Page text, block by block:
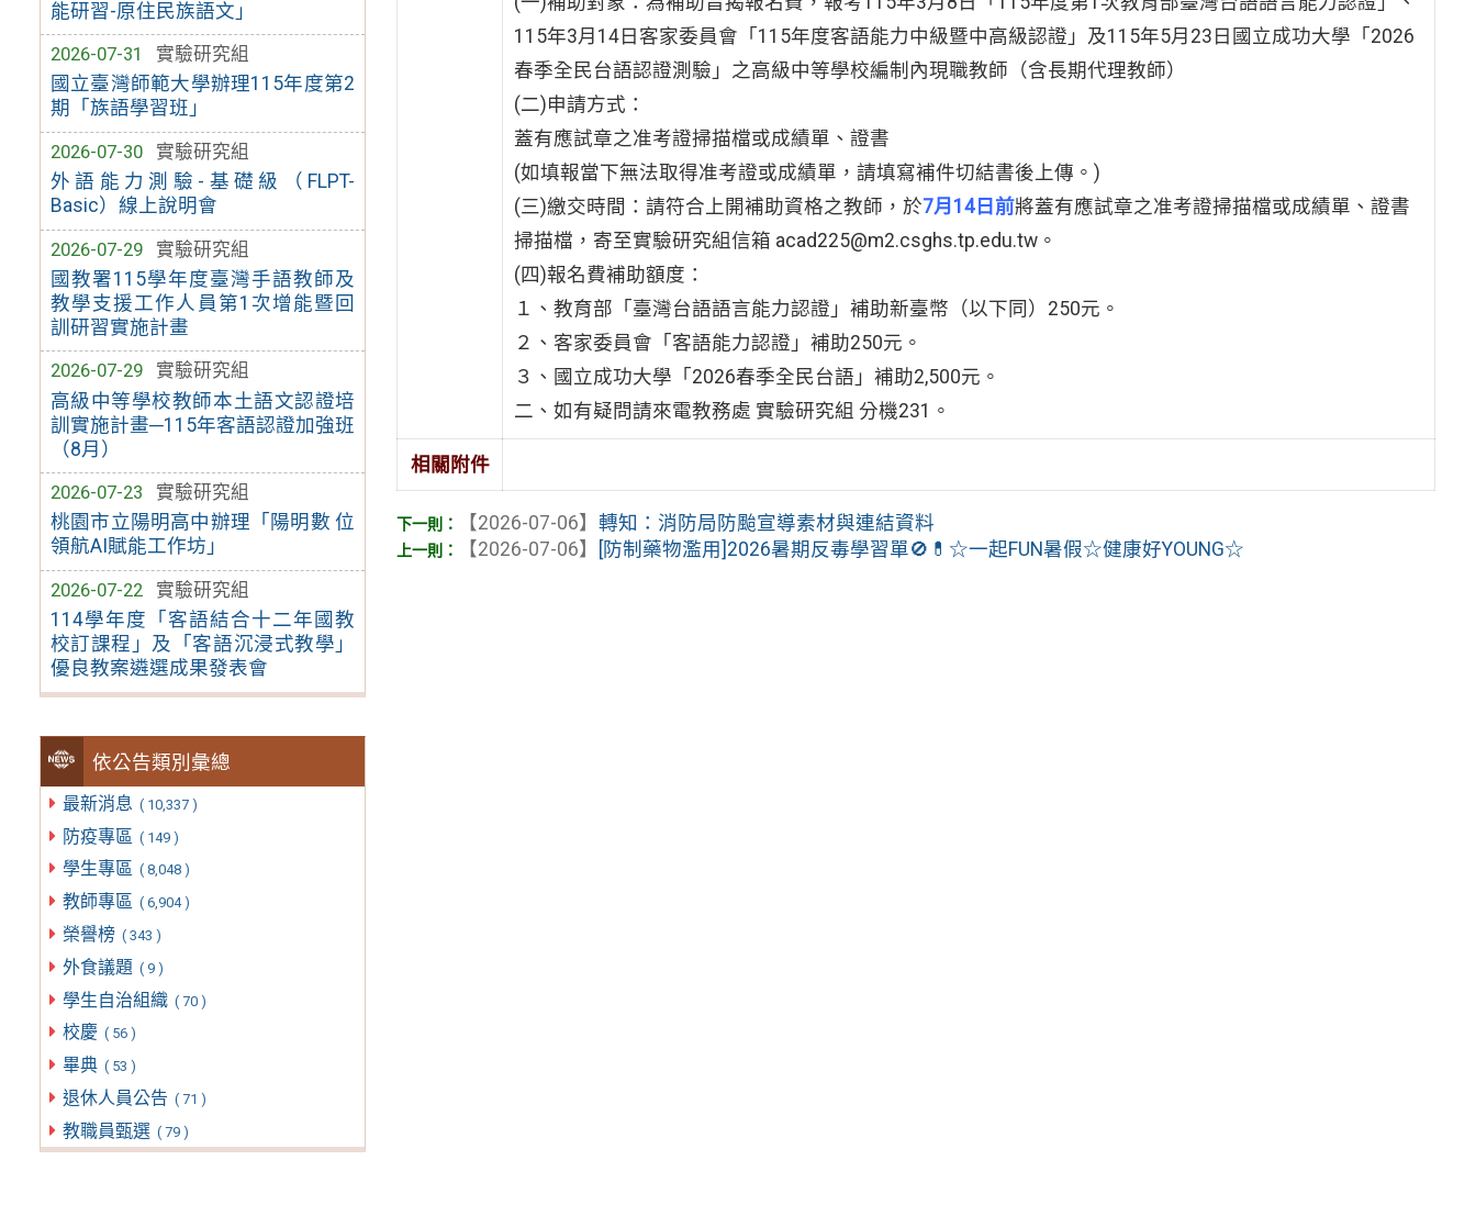
能研習-原住民族語文」
2026-07-31
實驗研究組
國立臺灣師範大學辦理115年度第2
期「族語學習班」
2026-07-30
實驗研究組
外語能力測驗-基礎級（FLPT-
Basic）線上說明會
2026-07-29
實驗研究組
國教署115學年度臺灣手語教師及
教學支援工作人員第1次增能暨回
訓研習實施計畫
2026-07-29
實驗研究組
高級中等學校教師本土語文認證培
訓實施計畫─115年客語認證加強班
（8月）
2026-07-23
實驗研究組
桃園市立陽明高中辦理「陽明數 位
領航AI賦能工作坊」
2026-07-22
實驗研究組
114學年度「客語結合十二年國教
校訂課程」及「客語沉浸式教學」
優良教案遴選成果發表會
依公告類別彙總
最新消息 ( 10,337 )
防疫專區 ( 149 )
學生專區 ( 8,048 )
教師專區 ( 6,904 )
榮譽榜 ( 343 )
外食議題 ( 9 )
學生自治組織 ( 70 )
校慶 ( 56 )
畢典 ( 53 )
退休人員公告 ( 71 )
教職員甄選 ( 79 )
115年3月14日客家委員會「115年度客語能力中級暨中高級認證」及115年5月23日國立成功大學「2026
春季全民台語認證測驗」之高級中等學校編制內現職教師（含長期代理教師）
(二)申請方式：
蓋有應試章之准考證掃描檔或成績單、證書
(如填報當下無法取得准考證或成績單，請填寫補件切結書後上傳。)
(三)繳交時間：請符合上開補助資格之教師，於7月14日前將蓋有應試章之准考證掃描檔或成績單、證書
掃描檔，寄至實驗研究組信箱 acad225@m2.csghs.tp.edu.tw。
(四)報名費補助額度：
１、教育部「臺灣台語語言能力認證」補助新臺幣（以下同）250元。
２、客家委員會「客語能力認證」補助250元。
３、國立成功大學「2026春季全民台語」補助2,500元。
二、如有疑問請來電教務處 實驗研究組 分機231。
相關附件
【2026-07-06】轉知：消防局防颱宣導素材與連結資料
【2026-07-06】
[防制藥物濫用]2026暑期反毒學習單🚫💊☆一起FUN暑假☆健康好YOUNG☆